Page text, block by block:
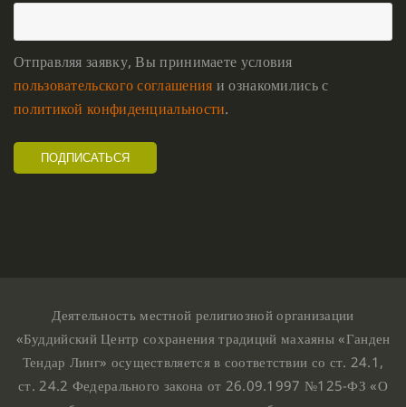
Отправляя заявку, Вы принимаете условия
пользовательского соглашения и ознакомились с
политикой конфиденциальности.
Деятельность местной религиозной организации
«Буддийский Центр сохранения традиций махаяны «Ганден
Тендар Линг» осуществляется в соответствии со ст. 24.1,
ст. 24.2 Федерального закона от 26.09.1997 №125-ФЗ «О